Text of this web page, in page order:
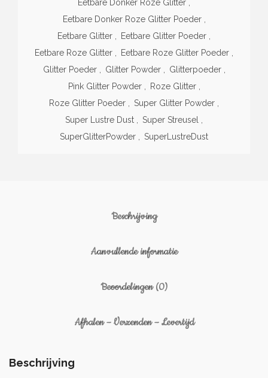
Eetbare Donker Roze Glitter
Eetbare Donker Roze Glitter Poeder
Eetbare Glitter
Eetbare Glitter Poeder
Eetbare Roze Glitter
Eetbare Roze Glitter Poeder
Glitter Poeder
Glitter Powder Glitterpoeder
Pink Glitter Powder
Roze Glitter
Roze Glitter Poeder
Super Glitter Powder
Super Lustre Dust
Super Streusel
SuperGlitterPowder
SuperLustreDust
Beschrijving
Aanvullende informatie
Beoordelingen (0)
Afhalen – Verzenden – Levertijd
Beschrijving